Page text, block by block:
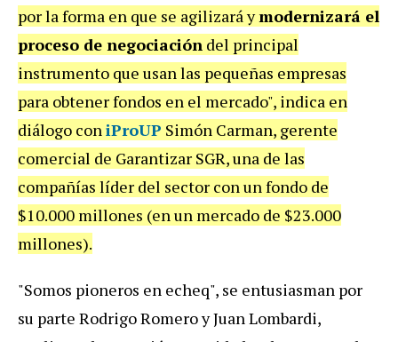
por la forma en que se agilizará ymodernizará el
proceso de negociación del principal
instrumento que usan las pequeñas empresas
para obtener fondos en el mercado", indica en
diálogo coniProUP Simón Carman, gerente
comercial de Garantizar SGR, una de las
compañías líder del sector con un fondo de
$10.000 millones (en un mercado de $23.000
millones).
"Somos pioneros en echeq", se entusiasman por
su parte Rodrigo Romero y Juan Lombardi,